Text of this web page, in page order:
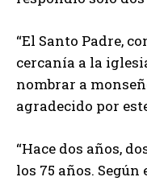
“El Santo Padre,
cercanía a la
nombrar a
agradecido por
“Hace dos años,
los 75 años.